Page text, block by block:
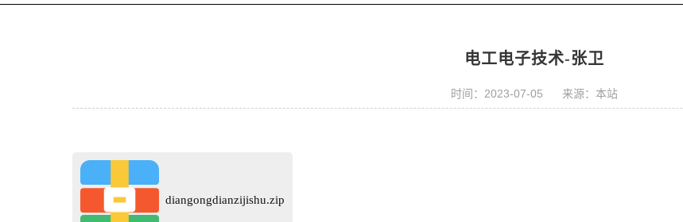
电工电子技术-张卫
时间：2023-07-05 来源：本站
diangongdianzijishu.zip